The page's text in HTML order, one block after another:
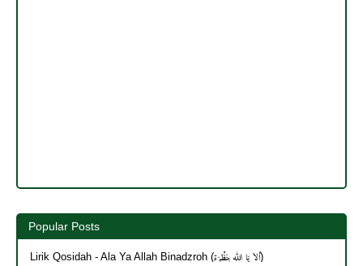
Popular Posts
Lirik Qosidah - Ala Ya Allah Binadzroh (أَلاَ يَا الله بِنَظْرَة)